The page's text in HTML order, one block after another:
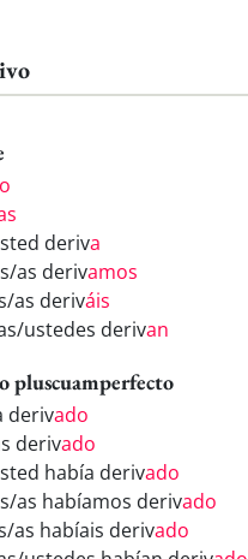
o
deriva
as derivamos
as deriváis
ustedes derivan
pluscuamperfecto
derivado
derivado
había derivado
as habíamos derivado
as habíais derivado